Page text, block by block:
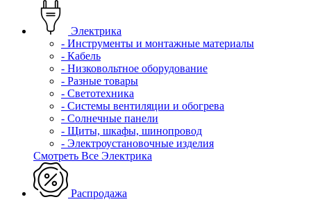
Электрика
- Инструменты и монтажные материалы
- Кабель
- Низковольтное оборудование
- Разные товары
- Светотехника
- Системы вентиляции и обогрева
- Солнечные панели
- Щиты, шкафы, шинопровод
- Электроустановочные изделия
Смотреть Все Электрика
Распродажа